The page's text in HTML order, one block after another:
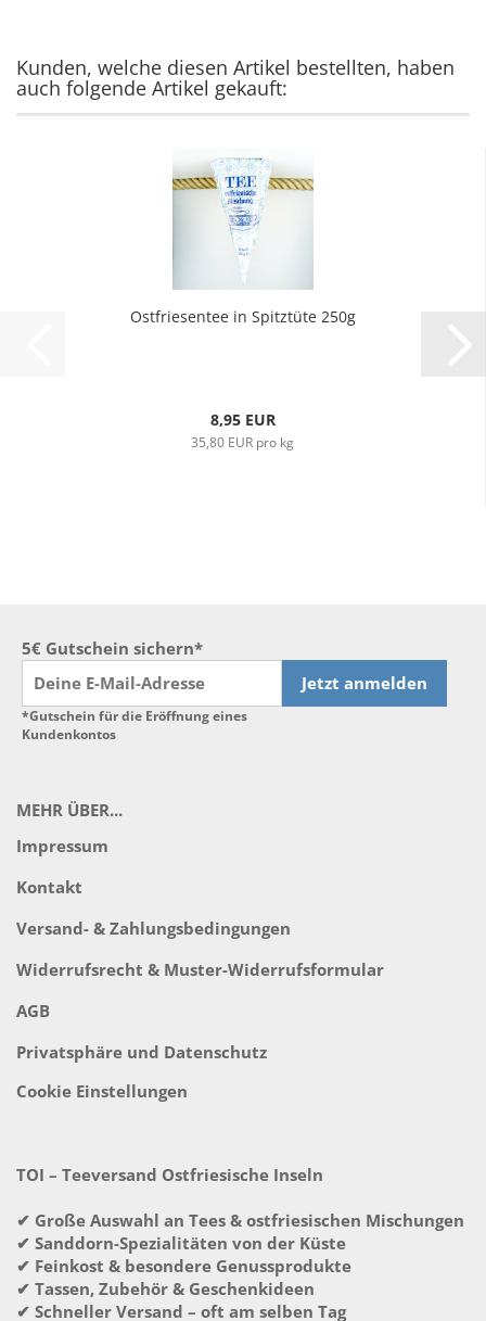
Kunden, welche diesen Artikel bestellten, haben
auch folgende Artikel gekauft:
Ostfriesentee in Spitztüte 250g
8,95 EUR
35,80 EUR pro kg
5€ Gutschein sichern*
Jetzt anmelden
*Gutschein für die Eröffnung eines
Kundenkontos
MEHR ÜBER...
Impressum
Kontakt
Versand- & Zahlungsbedingungen
Widerrufsrecht & Muster-Widerrufsformular
AGB
Privatsphäre und Datenschutz
Cookie Einstellungen
TOI – Teeversand Ostfriesische Inseln
✔ Große Auswahl an Tees & ostfriesischen Mischungen
✔ Sanddorn-Spezialitäten von der Küste
✔ Feinkost & besondere Genussprodukte
✔ Tassen, Zubehör & Geschenkideen
✔ Schneller Versand – oft am selben Tag